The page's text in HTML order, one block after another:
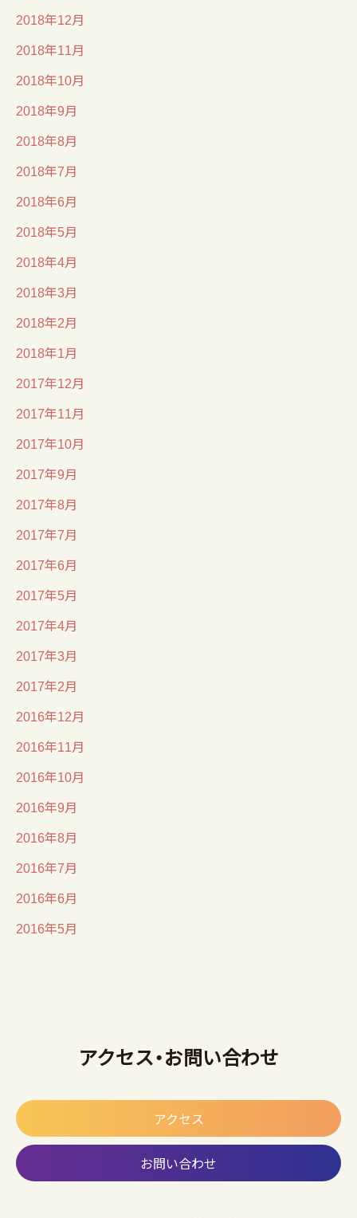
2018年12月
2018年11月
2018年10月
2018年9月
2018年8月
2018年7月
2018年6月
2018年5月
2018年4月
2018年3月
2018年2月
2018年1月
2017年12月
2017年11月
2017年10月
2017年9月
2017年8月
2017年7月
2017年6月
2017年5月
2017年4月
2017年3月
2017年2月
2016年12月
2016年11月
2016年10月
2016年9月
2016年8月
2016年7月
2016年6月
2016年5月
アクセス・お問い合わせ
アクセス
お問い合わせ